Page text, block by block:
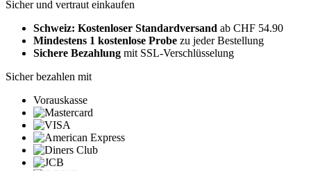
Sicher und vertraut einkaufen
Schweiz: Kostenloser Standardversand ab CHF 54.90
Mindestens 1 kostenlose Probe zu jeder Bestellung
Sichere Bezahlung mit SSL-Verschlüsselung
Sicher bezahlen mit
Vorauskasse